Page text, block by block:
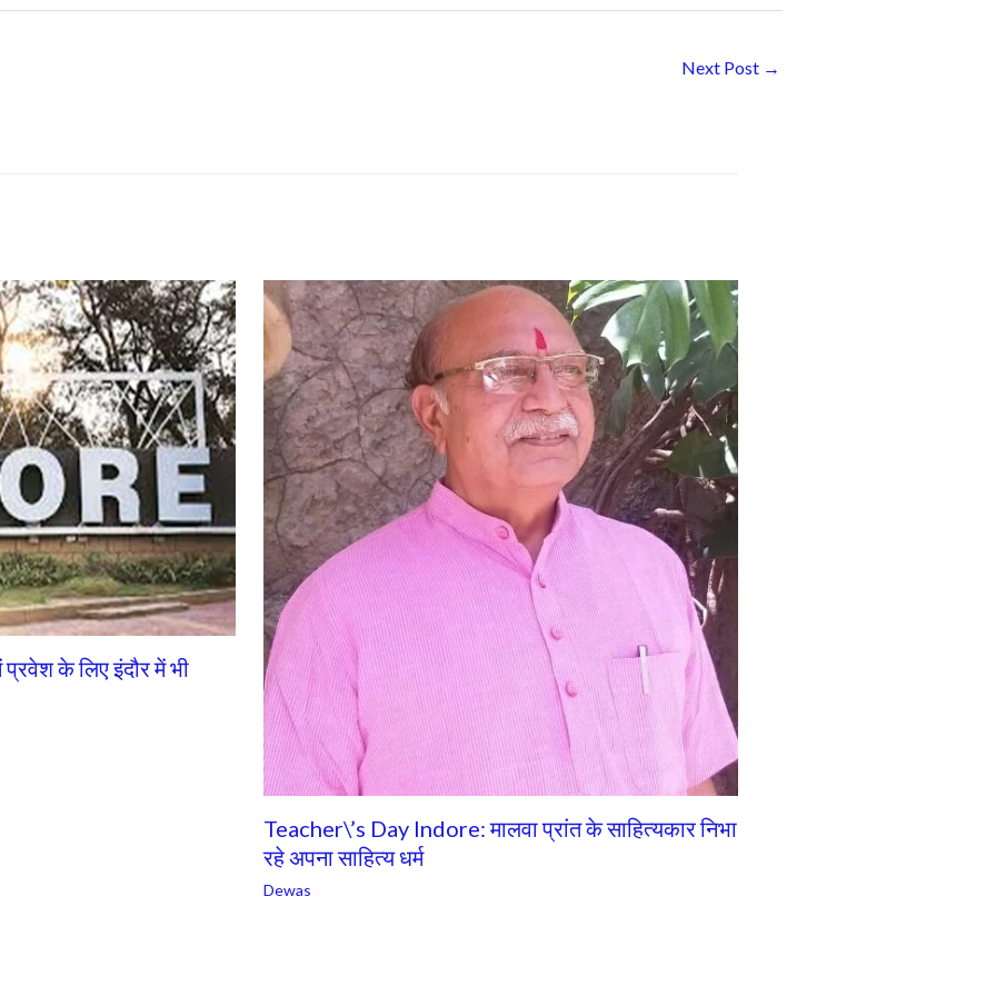
Next Post →
के लिए इंदौर में भी
Teacher\’s Day Indore: मालवा प्रांत के साहित्यकार निभा
रहे अपना साहित्य धर्म
Dewas